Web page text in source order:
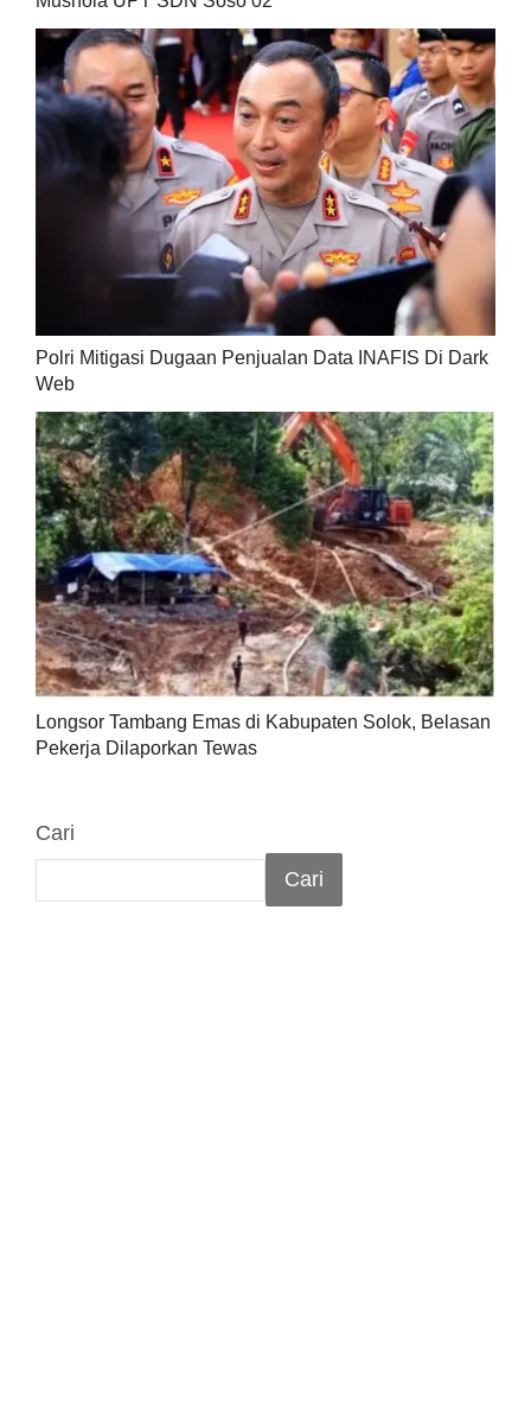
Polri Mitigasi Dugaan Penjualan Data INAFIS Di Dark
Web
Longsor Tambang Emas di Kabupaten Solok, Belasan
Pekerja Dilaporkan Tewas
Cari
Cari